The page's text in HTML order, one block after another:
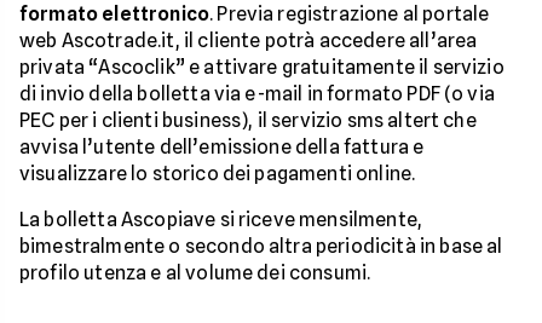
formato elettronico. Previa registrazione al portale
web Ascotrade.it, il cliente potrà accedere all’area
privata “Ascoclik” e attivare gratuitamente il servizio
di invio della bolletta via e-mail in formato PDF (o via
PEC per i clienti business), il servizio sms altert che
avvisa l’utente dell’emissione della fattura e
visualizzare lo storico dei pagamenti online.
La bolletta Ascopiave si riceve mensilmente,
bimestralmente o secondo altra periodicità in base al
profilo utenza e al volume dei consumi.